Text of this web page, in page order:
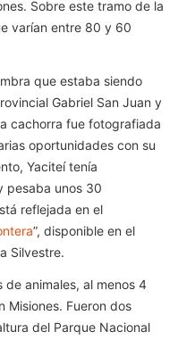
Sobre este tramo de la
varían entre 80 y 60
que estaba siendo
Gabriel San Juan y
cachorra fue fotografiada
oportunidades con su
Yaciteí tenía
pesaba unos 30
reflejada en el
”, disponible en el
Silvestre.
de animales, al menos 4
Misiones. Fueron dos
del Parque Nacional